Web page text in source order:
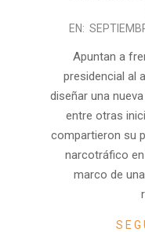
2024-EN:
Apuntan a
presidencial al
diseñar una
entre otras
compartieron su
narcotráfico
marco de